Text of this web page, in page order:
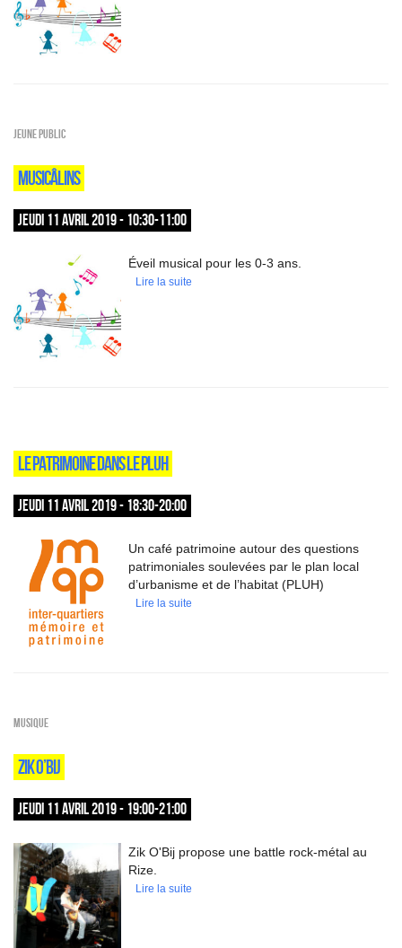
Jeune public
MUSICÂLINS
JEUDI 11 AVRIL 2019 - 10:30-11:00
Éveil musical pour les 0-3 ans.
Lire la suite
LE PATRIMOINE DANS LE PLUH
JEUDI 11 AVRIL 2019 - 18:30-20:00
Un café patrimoine autour des questions
patrimoniales soulevées par le plan local
d’urbanisme et de l’habitat (PLUH)
Lire la suite
Musique
ZIK O’BIJ
JEUDI 11 AVRIL 2019 - 19:00-21:00
Zik O'Bij propose une battle rock-métal au
Rize.
Lire la suite